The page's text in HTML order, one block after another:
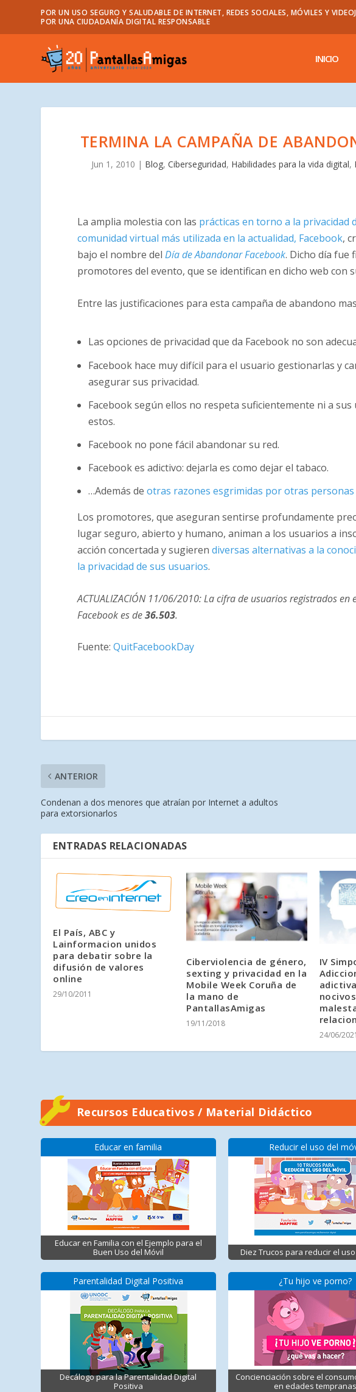
POR UN USO SEGURO Y SALUDABLE DE INTERNET, REDES SOCIALES, MÓVILES Y
POR UNA CIUDADANÍA DIGITAL RESPONSABLE
INICIO
TERMINA LA CAMPAÑA DE
Jun 1, 2010 | Blog,Ciberseguridad, Habilidades para la vida digital,
La amplia molestia con las prácticas en torno a la privacidad
comunidad virtual más utilizada en la actualidad, Facebook,
bajo el nombre delDía de Abandonar Facebook. Dicho día fue
promotores del evento, que se identifican en dicho web con
Entre las justificaciones para esta campaña de abandono
Las opciones de privacidad que da Facebook no son
Facebook hace muy difícil para el usuario gestionarlas y
asegurar sus privacidad.
Facebook según ellos no respeta suficientemente ni a
estos.
Facebook no pone fácil abandonar su red.
Facebook es adictivo: dejarla es como dejar el tabaco.
…Además deotras razones esgrimidas por otras
Los promotores, que aseguran sentirse profundamente
lugar seguro, abierto y humano, animan a los usuarios a
acción concertada y sugierendiversas alternativas a la
la privacidad de sus usuarios.
ACTUALIZACIÓN 11/06/2010: La cifra de usuarios registrados
Facebook es de36.503.
Fuente:QuitFacebookDay
ANTERIOR
Condenan a dos menores que atraían por Internet a adultos
para extorsionarlos
ENTRADAS RELACIONADAS
El País, ABC y
Lainformacion unidos
para debatir sobre la
difusión de valores
online
29/10/2011
Ciberviolencia de género,
sexting y privacidad en la
Mobile Week Coruña de
la mano de
PantallasAmigas
19/11/2018
IV
24/06/2021
Recursos Educativos / Material Didáctico
Educar en familia
Educar en Familia con el Ejemplo para el
Buen Uso del Móvil
Parentalidad Digital Positiva
Decálogo para la Parentalidad Digital
Positiva
Reducir el uso del
Diez Trucos para reducir el
¿Tu hijo ve porno?
Concienciación sobre el
en edades tempranas